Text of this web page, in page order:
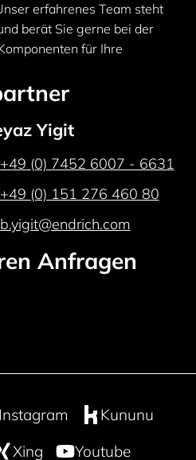
erfahrenes Team steht
berät Sie gerne bei der
für Ihre
Yigit
+49 (0) 7452 6007 - 6631
+49 (0) 151 276 460 80
b.yigit@endrich.com
Anfragen
Instagram
Kununu
Xing
Youtube